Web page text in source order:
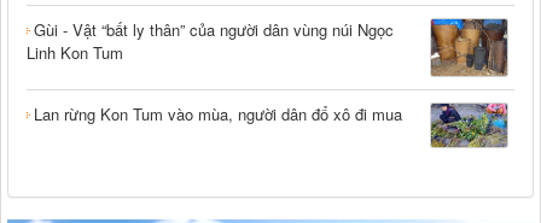
Gùi - Vật “bất ly thân” của người dân vùng núi Ngọc
Linh Kon Tum
Lan rừng Kon Tum vào mùa, người dân đổ xô đi mua